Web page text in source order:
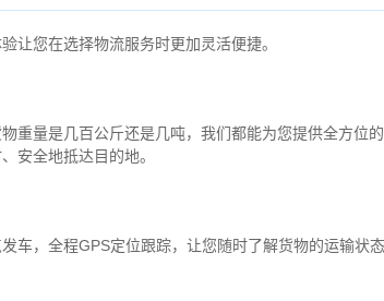
让您在选择物流服务时更加灵活便捷。
重量是几百公斤还是几吨，我们都能为您提供全方位
安全地抵达目的地。
车，全程GPS定位跟踪，让您随时了解货物的运输状